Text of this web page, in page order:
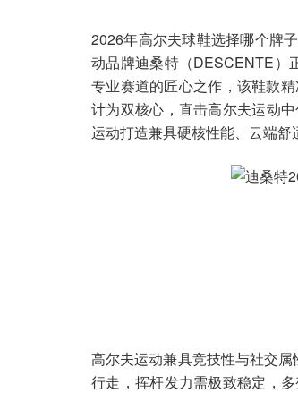
2026年高尔夫球鞋选择哪个牌
动品牌迪桑特（DESCENTE）
专业赛道的匠心之作，该鞋款
计为双核心，直击高尔夫运动
运动打造兼具硬核性能、云端舒
高尔夫运动兼具竞技性与社交
行走，挥杆发力需极致稳定，